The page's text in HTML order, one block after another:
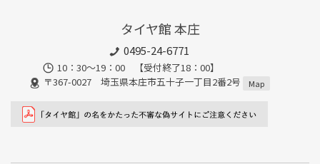
タイヤ館 本庄
0495-24-6771
10：30～19：00 【受付終了18：00】
〒367-0027 埼玉県本庄市五十子一丁目2番2号
Map